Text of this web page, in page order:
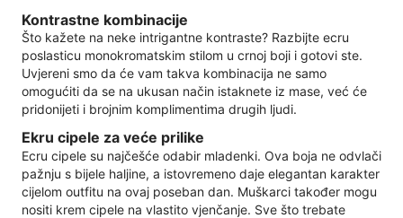
Kontrastne kombinacije
Što kažete na neke intrigantne kontraste? Razbijte ecru
poslasticu monokromatskim stilom u crnoj boji i gotovi ste.
Uvjereni smo da će vam takva kombinacija ne samo
omogućiti da se na ukusan način istaknete iz mase, već će
pridonijeti i brojnim komplimentima drugih ljudi.
Ekru cipele za veće prilike
Ecru cipele su najčešće odabir mladenki. Ova boja ne odvlači
pažnju s bijele haljine, a istovremeno daje elegantan karakter
cijelom outfitu na ovaj poseban dan. Muškarci također mogu
nositi krem ​​cipele na vlastito vjenčanje. Sve što trebate